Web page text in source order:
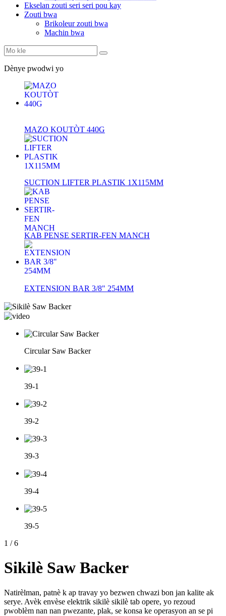
Ekselan zouti seri seri pou kay
Zouti bwa
Brikoleur zouti bwa
Machin bwa
Dènye pwodwi yo
MAZO KOUTÒT 440G
SUCTION LIFTER PLASTIK 1X115MM
KAB PENSE SERTIR-FEN MANCH
EXTENSION BAR 3/8" 254MM
Circular Saw Backer
39-1
39-2
39-3
39-4
39-5
1 / 6
Sikilè Saw Backer
Natirèlman, patnè k ap travay yo bezwen chwazi bon jan kalite ak
serye. Avèk envèse elektrik sikilè sikilè tab opere, yo rezoud
pwoblèm nan nan pwezante, plak, se konsa ke operasyon an se pi